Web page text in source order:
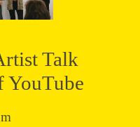
Talk
YouTube